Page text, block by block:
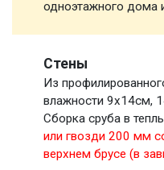
одноэтажного дома
Стены
Из
влажности 9х14см,
Сборка сруба в
или гвозди 200 мм
верхнем брусе (в